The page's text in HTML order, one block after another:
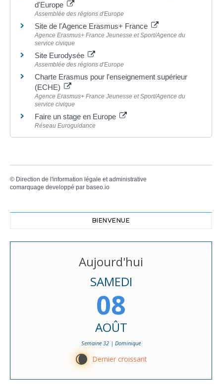
d'Europe
Assemblée des régions d'Europe
Site de l'Agence Erasmus+ France
Agence Erasmus+ France Jeunesse et Sport/Agence du
service civique
Site Eurodysée
Assemblée des régions d'Europe
Charte Erasmus pour l'enseignement supérieur
(ECHE)
Agence Erasmus+ France Jeunesse et Sport/Agence du
service civique
Faire un stage en Europe
Réseau Euroguidance
© Direction de l'information légale et administrative
comarquage developpé par baseo.io
BIENVENUE
Aujourd'hui
SAMEDI
08
AOÛT
Semaine 32 | Dominique
W Dernier croissant